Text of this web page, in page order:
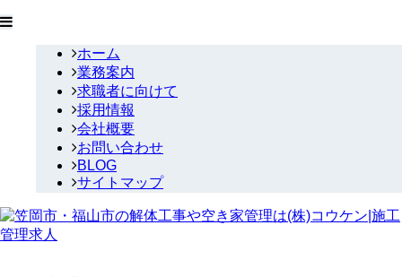
ホーム
業務案内
求職者に向けて
採用情報
会社概要
お問い合わせ
BLOG
サイトマップ